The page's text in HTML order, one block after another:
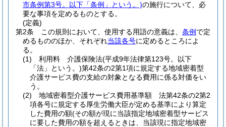
市条例第3号。以下「条例」という。)の施行について、必
要な事項を定めるものとする。
(定義)
第2条
この規則において、使用する用語の意義は、 条例 で定
めるもののほか、それぞれ当該各号に定めるところによ
る。
(1)
利用料 介護保険法(平成9年法律第123号。以下
「法」という。)第42条の2第1項に規定する地域密着型
介護サービス費の支給の対象となる費用に係る対価をい
う。
(2)
地域密着型介護サービス費用基準額 法第42条の2第2
項各号に規定する厚生労働大臣が定める基準により算定
した費用の額(その額が現に当該指定地域密着型サービス
に要した費用の額を超えるときは、当該現に指定地域密